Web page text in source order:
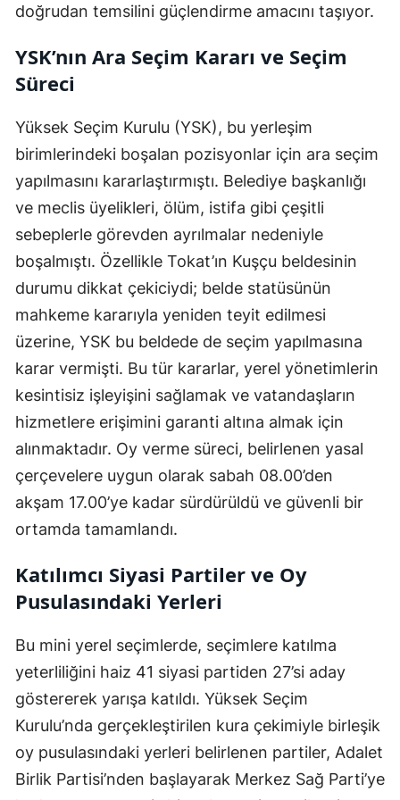
doğrudan temsilini güçlendirme amacını taşıyor.
YSK’nın Ara Seçim Kararı ve Seçim
Süreci
Yüksek Seçim Kurulu (YSK), bu yerleşim
birimlerindeki boşalan pozisyonlar için ara seçim
yapılmasını kararlaştırmıştı. Belediye başkanlığı
ve meclis üyelikleri, ölüm, istifa gibi çeşitli
sebeplerle görevden ayrılmalar nedeniyle
boşalmıştı. Özellikle Tokat’ın Kuşçu beldesinin
durumu dikkat çekiciydi; belde statüsünün
mahkeme kararıyla yeniden teyit edilmesi
üzerine, YSK bu beldede de seçim yapılmasına
karar vermişti. Bu tür kararlar, yerel yönetimlerin
kesintisiz işleyişini sağlamak ve vatandaşların
hizmetlere erişimini garanti altına almak için
alınmaktadır. Oy verme süreci, belirlenen yasal
çerçevelere uygun olarak sabah 08.00’den
akşam 17.00’ye kadar sürdürüldü ve güvenli bir
ortamda tamamlandı.
Katılımcı Siyasi Partiler ve Oy
Pusulasındaki Yerleri
Bu mini yerel seçimlerde, seçimlere katılma
yeterliliğini haiz 41 siyasi partiden 27’si aday
göstererek yarışa katıldı. Yüksek Seçim
Kurulu’nda gerçekleştirilen kura çekimiyle birleşik
oy pusulasındaki yerleri belirlenen partiler, Adalet
Birlik Partisi’nden başlayarak Merkez Sağ Parti’ye